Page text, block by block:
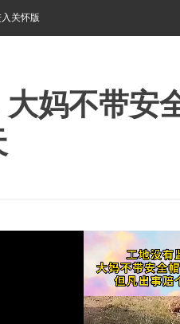
关怀版
妈不带安